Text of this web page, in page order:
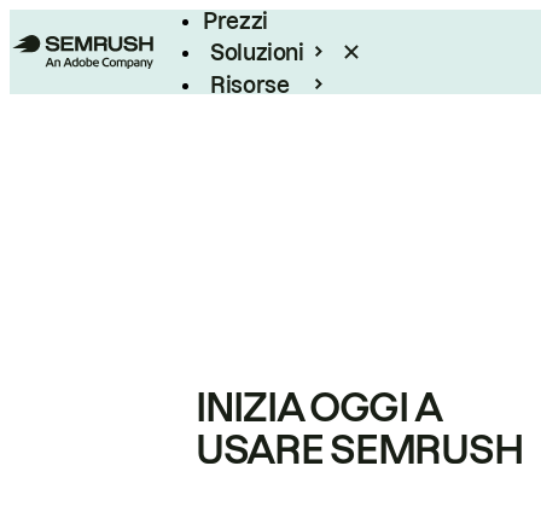
Prezzi
Soluzioni
Risorse
INIZIA OGGI A
USARE SEMRUSH